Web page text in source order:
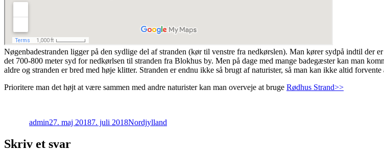
Nøgenbadestranden ligger på den sydlige del af stranden (kør til venstre fra nedkørslen). Man kører sydpå indtil der
det 700-800 meter syd for nedkørlsen til stranden fra Blokhus by. Men på dage med mange badegæster kan man
aldre og stranden er bred med høje klitter. Stranden er endnu ikke så brugt af naturister, så man kan ikke altid forvente
Prioritere man det højt at være sammen med andre naturister kan man overveje at bruge Rødhus Strand>>
admin27. maj 20187. juli 2018Nordjylland
Skriv et svar